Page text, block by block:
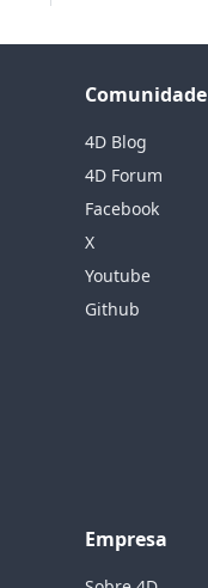
Comunidade
4D Blog
4D Forum
Facebook
X
Youtube
Github
Empresa